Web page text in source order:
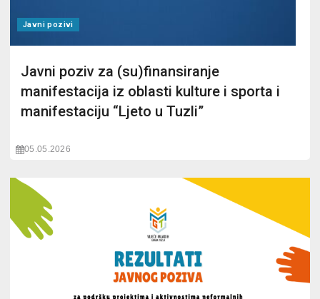
Javni pozivi
Javni poziv za (su)finansiranje
manifestacija iz oblasti kulture i sporta i
manifestaciju “Ljeto u Tuzli”
05.05.2026